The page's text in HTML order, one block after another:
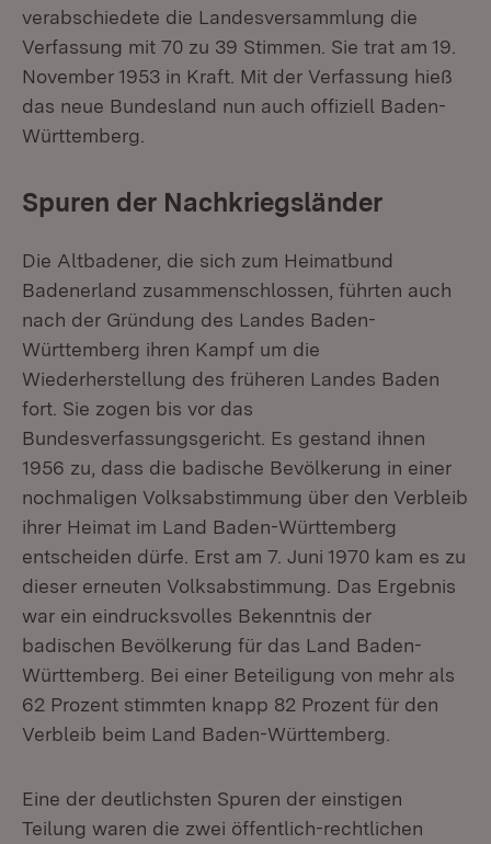
verabschiedete die Landesversammlung die
Verfassung mit 70 zu 39 Stimmen. Sie trat am 19.
November 1953 in Kraft. Mit der Verfassung hieß
das neue Bundesland nun auch offiziell Baden-
Württemberg.
Spuren der Nachkriegsländer
Die Altbadener, die sich zum Heimatbund
Badenerland zusammenschlossen, führten auch
nach der Gründung des Landes Baden-
Württemberg ihren Kampf um die
Wiederherstellung des früheren Landes Baden
fort. Sie zogen bis vor das
Bundesverfassungsgericht. Es gestand ihnen
1956 zu, dass die badische Bevölkerung in einer
nochmaligen Volksabstimmung über den Verbleib
ihrer Heimat im Land Baden-Württemberg
entscheiden dürfe. Erst am 7. Juni 1970 kam es zu
dieser erneuten Volksabstimmung. Das Ergebnis
war ein eindrucksvolles Bekenntnis der
badischen Bevölkerung für das Land Baden-
Württemberg. Bei einer Beteiligung von mehr als
62 Prozent stimmten knapp 82 Prozent für den
Verbleib beim Land Baden-Württemberg.
Eine der deutlichsten Spuren der einstigen
Teilung waren die zwei öffentlich-rechtlichen